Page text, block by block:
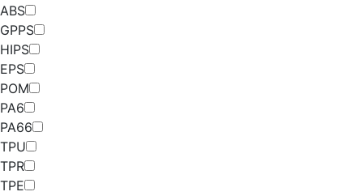
ABS
GPPS
HIPS
EPS
POM
PA6
PA66
TPU
TPR
TPE